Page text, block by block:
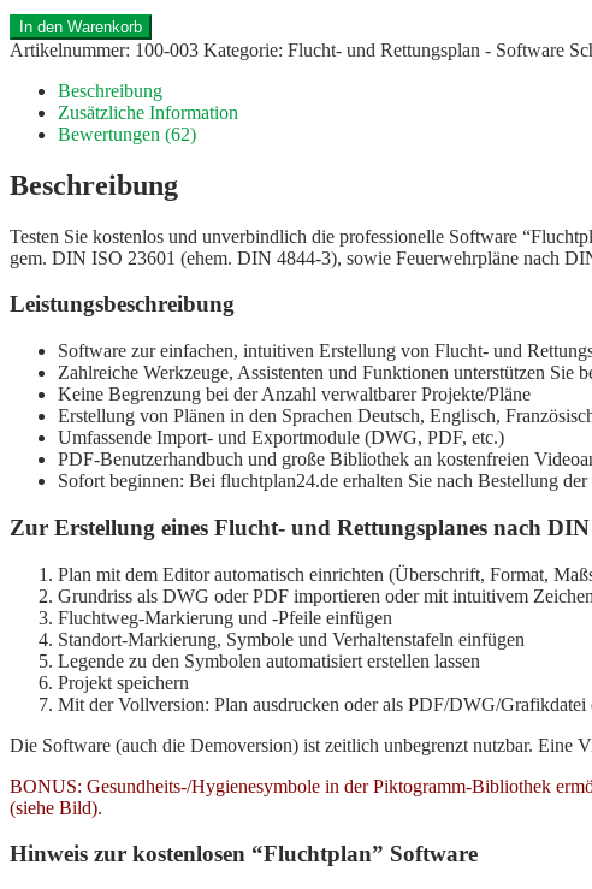
In den Warenkorb
Artikelnummer: 100-003 Kategorie: Flucht- und Rettungsplan - Software
Beschreibung
Zusätzliche Information
Bewertungen (62)
Beschreibung
Testen Sie kostenlos und unverbindlich die professionelle Software
gem. DIN ISO 23601 (ehem. DIN 4844-3), sowie Feuerwehrpläne nach
Leistungsbeschreibung
Software zur einfachen, intuitiven Erstellung von Flucht- und
Zahlreiche Werkzeuge, Assistenten und Funktionen unterstützen
Keine Begrenzung bei der Anzahl verwaltbarer Projekte/Pläne
Erstellung von Plänen in den Sprachen Deutsch, Englisch,
Umfassende Import- und Exportmodule (DWG, PDF, etc.)
PDF-Benutzerhandbuch und große Bibliothek an kostenfreien
Sofort beginnen: Bei fluchtplan24.de erhalten Sie nach Bestellung
Zur Erstellung eines Flucht- und Rettungsplanes nach
Plan mit dem Editor automatisch einrichten (Überschrift, Format,
Grundriss als DWG oder PDF importieren oder mit intuitivem
Fluchtweg-Markierung und -Pfeile einfügen
Standort-Markierung, Symbole und Verhaltenstafeln einfügen
Legende zu den Symbolen automatisiert erstellen lassen
Projekt speichern
Mit der Vollversion: Plan ausdrucken oder als PDF/DWG/Grafikdatei
Die Software (auch die Demoversion) ist zeitlich unbegrenzt nutzbar. Eine
BONUS: Gesundheits-/Hygienesymbole in der Piktogramm-Bibliothek
(siehe Bild).
Hinweis zur kostenlosen “Fluchtplan” Software